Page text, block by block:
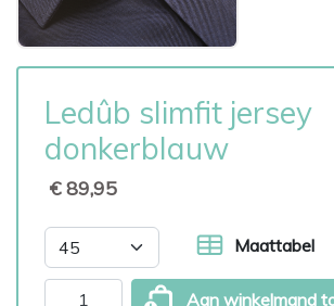
Ledûb slimfit jersey
donkerblauw
€ 89,95
Maattabel
Aan winkelmand